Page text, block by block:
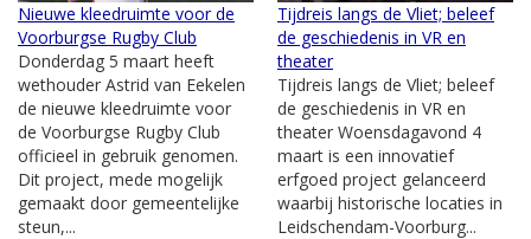
Nieuwe kleedruimte voor de
Voorburgse Rugby Club
Donderdag 5 maart heeft
wethouder Astrid van Eekelen
de nieuwe kleedruimte voor
de Voorburgse Rugby Club
officieel in gebruik genomen.
Dit project, mede mogelijk
gemaakt door gemeentelijke
steun,...
Tijdreis langs de Vliet; beleef
de geschiedenis in VR en
theater
Tijdreis langs de Vliet; beleef
de geschiedenis in VR en
theater Woensdagavond 4
maart is een innovatief
erfgoed project gelanceerd
waarbij historische locaties in
Leidschendam-Voorburg...